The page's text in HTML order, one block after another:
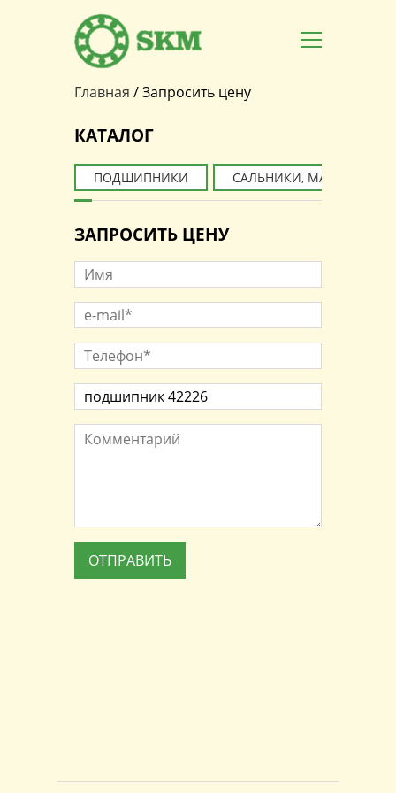
Главная /Запросить цену
КАТАЛОГ
ПОДШИПНИКИ САЛЬНИКИ, МАНЖЕТЫ
ЗАПРОСИТЬ ЦЕНУ
Имя
e-mail**
Телефон**
Наименование товара
Комментарий